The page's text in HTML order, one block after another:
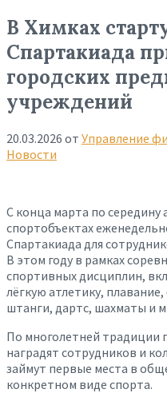
В Химках
Спартакиада
городских
учреждений
20.03.2026 от Управление
Новости
С конца марта по середину
спортобъектах
Спартакиада для
В этом году в рамках
спортивных дисциплин,
лёгкую атлетику,
штанги, дартс, шахматы и
По многолетней традиции
наградят сотрудников и
займут первые места в
конкретном виде спорта.